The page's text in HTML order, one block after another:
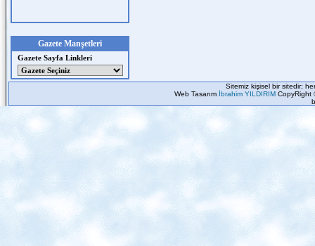
Gazete Manşetleri
Gazete Sayfa Linkleri
Sitemiz kişisel bir sitedir;
Web Tasarım İbrahim YILDIRIM CopyRight